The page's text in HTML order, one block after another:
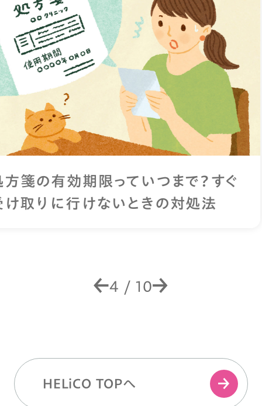
膀胱炎の症状は？「しみる・近い・残る」
のサインに要注意
4 / 10
HELiCO TOPへ